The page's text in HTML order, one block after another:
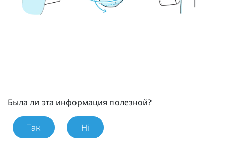
Была ли эта информация полезной?
Так Ні